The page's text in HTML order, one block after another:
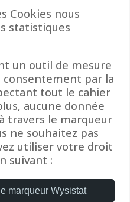
Cookies nous
statistiques
un outil de mesure
consentement par la
tout le cahier
aucune donnée
travers le marqueur
ne souhaitez pas
utiliser votre droit
suivant :